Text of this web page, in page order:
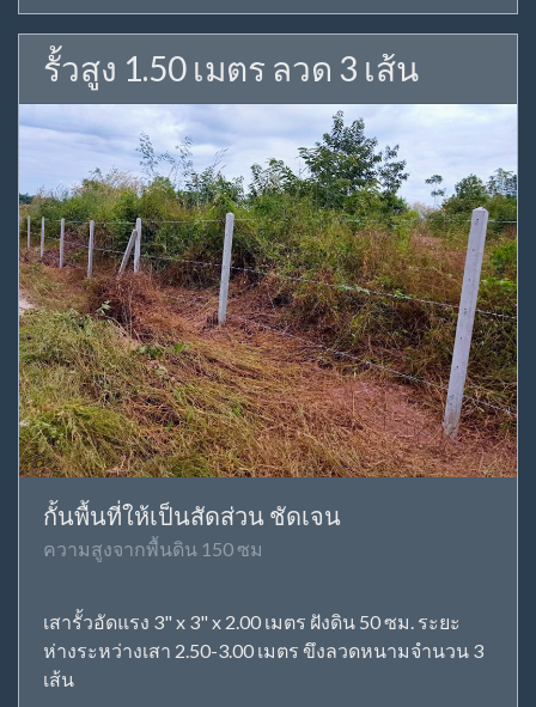
รั้วสูง 1.50 เมตร ลวด 3 เส้น
กั้นพื้นที่ให้เป็นสัดส่วน ชัดเจน
ความสูงจากพื้นดิน 150 ซม
เสารั้วอัดแรง 3" x 3" x 2.00 เมตร ฝังดิน 50 ซม. ระยะ
ห่างระหว่างเสา 2.50-3.00 เมตร ขึงลวดหนามจำนวน 3
เส้น